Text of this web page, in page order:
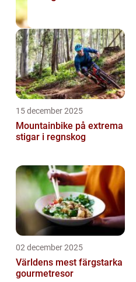
15 december 2025
Mountainbike på extrema
stigar i regnskog
02 december 2025
Världens mest färgstarka
gourmetresor